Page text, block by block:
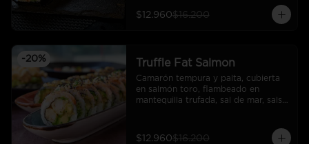
$12.960$16.200
-20% Truffle Fat Salmon
Camarón tempura y palta, cubierta
en salmón toro, flambeado en
mantequilla trufada, sal de mar, salsa
$12.960$16.200